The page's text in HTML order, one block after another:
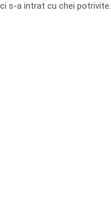
ci s-a intrat cu chei